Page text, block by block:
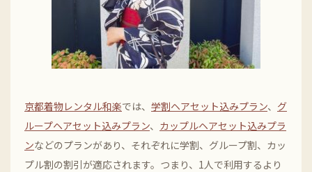
京都着物レンタル和楽では、 学割ヘアセット込みプラン、 グ
ループヘアセット込みプラン、 カップルヘアセット込みプラ
ンなどのプランがあり、それぞれに学割、グループ割、カッ
プル割の割引が適応されます。つまり、1人で利用するより